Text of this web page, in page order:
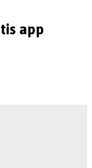
app